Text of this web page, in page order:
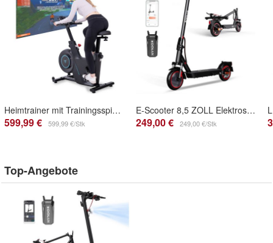
Heimtrainer mit Trainingsspiel-App, X-BIKE, itnessbike, max 120kg
599,99 € 599,99 €/Stk
E-Scooter 8,5 ZOLL Elektroscooter mit Straßenzulassung ABE bis zu 30km e-roller
249,00 € 249,00 €/Stk
Top-Angebote